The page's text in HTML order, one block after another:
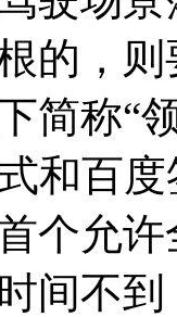
的，
简称“
和百
个允
间不